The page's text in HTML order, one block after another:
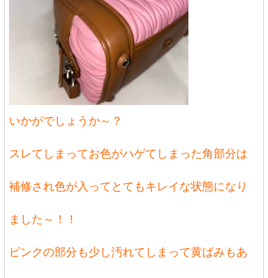
いかがでしょうか～？
スレてしまってお色がハゲてしまった角部分は
補修され色が入ってとてもキレイな状態になり
ました～！！
ピンクの部分も少し汚れてしまって黄ばみもあ